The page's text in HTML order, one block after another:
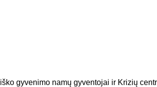
gyvenimo namų gyventojai ir Krizių